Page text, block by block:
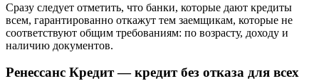
Сразу следует отметить, что банки, которые дают кредиты
всем, гарантированно откажут тем заемщикам, которые не
соответствуют общим требованиям: по возрасту, доходу и
наличию документов.
Ренессанс Кредит — кредит без отказа для всех